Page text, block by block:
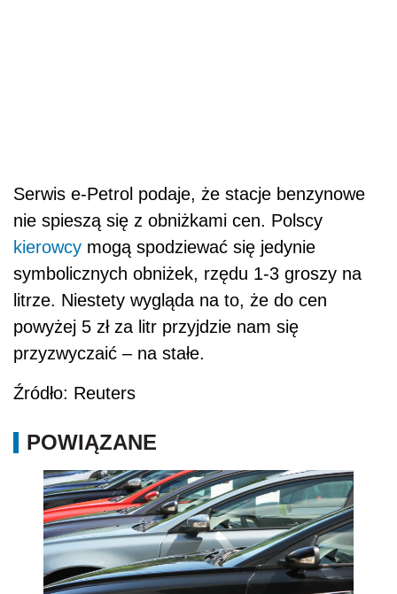
Serwis e-Petrol podaje, że stacje benzynowe
nie spieszą się z obniżkami cen. Polscy
kierowcy mogą spodziewać się jedynie
symbolicznych obniżek, rzędu 1-3 groszy na
litrze. Niestety wygląda na to, że do cen
powyżej 5 zł za litr przyjdzie nam się
przyzwyczaić – na stałe.
Źródło: Reuters
POWIĄZANE